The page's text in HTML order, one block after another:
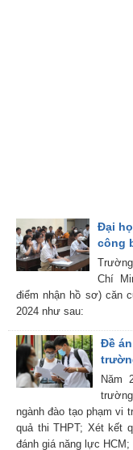
Đại
công
Chí
điểm nhận hồ sơ) căn
2024 như sau:
Đề
Năm
ngành đào tạo phạm vi
quả thi THPT; Xét kết
đánh giá năng lực